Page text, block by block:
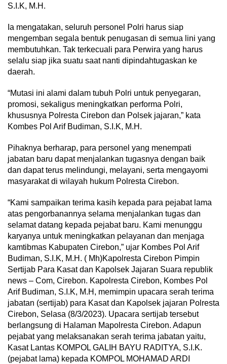
S.I.K, M.H.
Ia mengatakan, seluruh personel Polri harus siap
mengemban segala bentuk penugasan di semua lini yang
membutuhkan. Tak terkecuali para Perwira yang harus
selalu siap jika suatu saat nanti dipindahtugaskan ke
daerah.
“Mutasi ini alami dalam tubuh Polri untuk penyegaran,
promosi, sekaligus meningkatkan performa Polri,
khususnya Polresta Cirebon dan Polsek jajaran,” kata
Kombes Pol Arif Budiman, S.I.K, M.H.
Pihaknya berharap, para personel yang menempati
jabatan baru dapat menjalankan tugasnya dengan baik
dan dapat terus melindungi, melayani, serta mengayomi
masyarakat di wilayah hukum Polresta Cirebon.
“Kami sampaikan terima kasih kepada para pejabat lama
atas pengorbanannya selama menjalankan tugas dan
selamat datang kepada pejabat baru. Kami menunggu
karyanya untuk meningkatkan pelayanan dan menjaga
kamtibmas Kabupaten Cirebon,” ujar Kombes Pol Arif
Budiman, S.I.K, M.H. ( Mh)Kapolresta Cirebon Pimpin
Sertijab Para Kasat dan Kapolsek Jajaran Suara republik
news – Com, Cirebon. Kapolresta Cirebon, Kombes Pol
Arif Budiman, S.I.K, M.H, memimpin upacara serah terima
jabatan (sertijab) para Kasat dan Kapolsek jajaran Polresta
Cirebon, Selasa (8/3/2023). Upacara sertijab tersebut
berlangsung di Halaman Mapolresta Cirebon. Adapun
pejabat yang melaksanakan serah terima jabatan yaitu,
Kasat Lantas KOMPOL GALIH BAYU RADITYA, S.I.K.
(pejabat lama) kepada KOMPOL MOHAMAD ARDI